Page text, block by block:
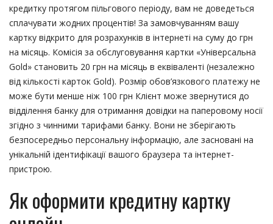
кредитку протягом пільгового періоду, вам не доведеться
сплачувати жодних процентів! За замовчуванням вашу
картку відкрито для розрахунків в інтернеті на суму до грн
на місяць. Комісія за обслуговування картки «Універсальна
Gold» становить 20 грн на місяць в еквіваленті (незалежно
від кількості карток Gold). Розмір обов’язкового платежу не
може бути менше ніж 100 грн Клієнт може звернутися до
відділення банку для отримання довідки на паперовому носії
згідно з чинними тарифами банку. Вони не зберігають
безпосередньо персональну інформацію, але засновані на
унікальній ідентифікації вашого браузера та інтернет-
пристрою.
Як оформити кредитну картку